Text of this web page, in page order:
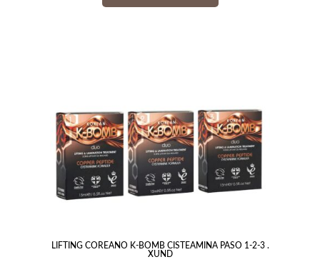
LIFTING COREANO K-BOMB CISTEAMINA PASO 1-2-3 .
XUND